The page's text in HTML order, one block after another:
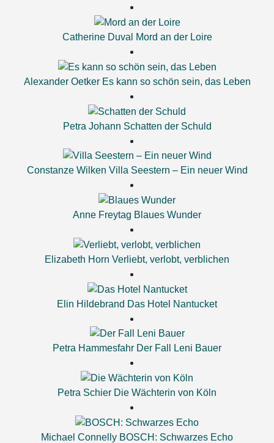
Catherine Duval Mord an der Loire
Alexander Oetker Es kann so schön sein, das Leben
Petra Johann Schatten der Schuld
Constanze Wilken Villa Seestern – Ein neuer Wind
Anne Freytag Blaues Wunder
Elizabeth Horn Verliebt, verlobt, verblichen
Elin Hildebrand Das Hotel Nantucket
Petra Hammesfahr Der Fall Leni Bauer
Petra Schier Die Wächterin von Köln
Michael Connelly BOSCH: Schwarzes Echo